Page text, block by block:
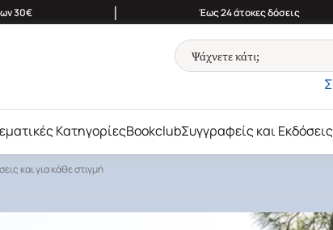
30€ | Έως 24 άτοκες δόσεις
ΚατηγορίεςBookclubΣυγγραφείς και Εκδόσεις
και για κάθε στιγμή